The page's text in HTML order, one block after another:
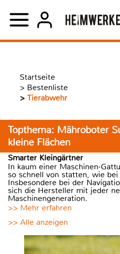
Startseite
> Bestenliste
> Tierabwehr
Topthema: Mähroboter
kleine Flächen
Smarter Kleingärtner
In kaum einer Maschinen-
so schnell von statten, wie bei
Insbesondere bei der
sich die Hersteller mit jeder
Maschinengeneration.
>> Mehr erfahren
>> Alle anzeigen